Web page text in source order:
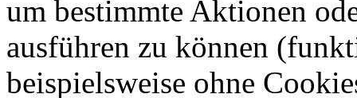
um bestimmte Aktionen
ausführen zu können
beispielsweise ohne